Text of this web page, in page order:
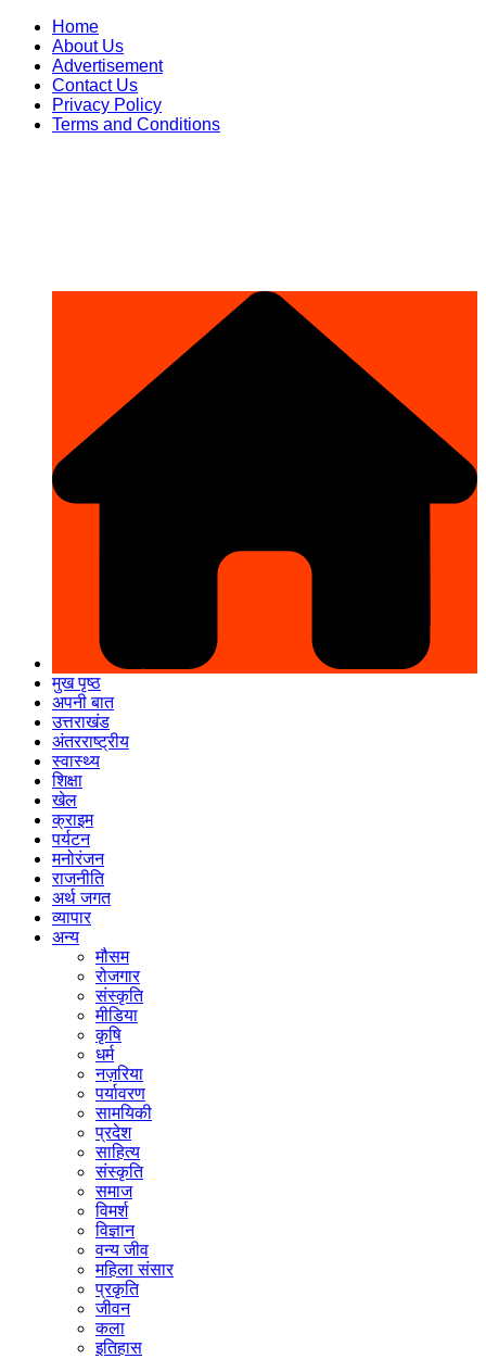
Skip
content
Home
About Us
Advertisement
Contact Us
Privacy Policy
Terms and Conditions
मुख पृष्ठ
अपनी बात
उत्तराखंड
अंतरराष्ट्रीय
स्वास्थ्य
शिक्षा
खेल
क्राइम
पर्यटन
मनोरंजन
राजनीति
अर्थ जगत
व्यापार
अन्य
मौसम
रोजगार
संस्कृति
मीडिया
कृषि
धर्म
नज़रिया
पर्यावरण
सामयिकी
प्रदेश
साहित्य
संस्कृति
समाज
विमर्श
विज्ञान
वन्य जीव
महिला संसार
प्रकृति
जीवन
कला
इतिहास